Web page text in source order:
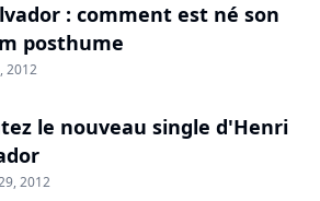
: comment est né son
posthume
2012
le nouveau single d'Henri
2012